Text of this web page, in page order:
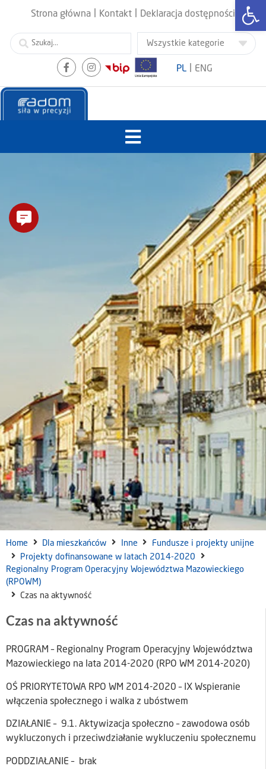
Strona główna Kontakt Deklaracja dostępności
PL ENG
Home Dla mieszkańców Inne
Fundusze i projekty unijne
Projekty dofinansowane w latach 2014-2020
Regionalny Program Operacyjny Województwa Mazowieckiego
(RPOWM)
Czas na aktywność
Czas na aktywność
PROGRAM – Regionalny Program Operacyjny Województwa
Mazowieckiego na lata 2014-2020 (RPO WM 2014-2020)
OŚ PRIORYTETOWA RPO WM 2014-2020 – IX Wspieranie
włączenia społecznego i walka z ubóstwem
DZIAŁANIE – 9.1. Aktywizacja społeczno – zawodowa osób
wykluczonych i przeciwdziałanie wykluczeniu społecznemu
PODDZIAŁANIE – brak